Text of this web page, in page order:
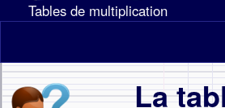
Tables de multiplication
La